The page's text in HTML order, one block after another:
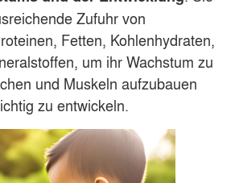
Zufuhr von
Fetten, Kohlenhydraten,
um ihr Wachstum zu
und Muskeln aufzubauen
zu entwickeln.